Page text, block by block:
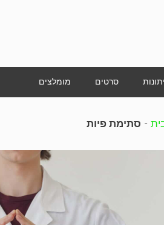
סרטים מומלצים
- סתימת פיות